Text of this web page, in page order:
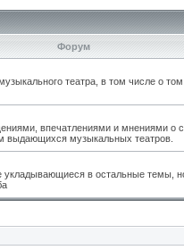
Форум
театра, в том числе о
впечатлениями и мнениями о
выдающихся музыкальных театров.
укладывающиеся в остальные темы,